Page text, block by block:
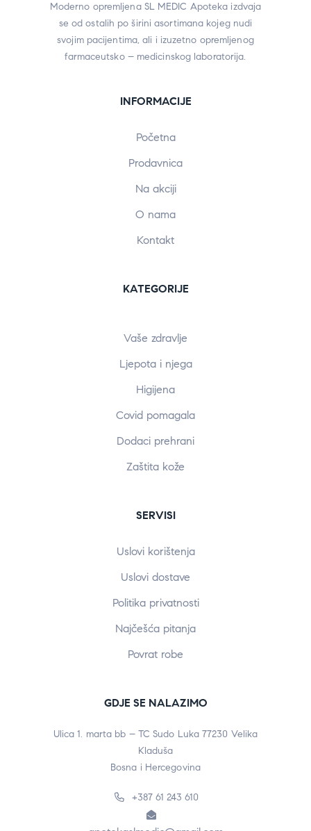
Moderno opremljena SL MEDIC Apoteka izdvaja
se od ostalih po širini asortimana kojeg nudi
svojim pacijentima, ali i izuzetno opremljenog
farmaceutsko – medicinskog laboratorija.
INFORMACIJE
Početna
Prodavnica
Na akciji
O nama
Kontakt
KATEGORIJE
Vaše zdravlje
Ljepota i njega
Higijena
Covid pomagala
Dodaci prehrani
Zaštita kože
SERVISI
Uslovi korištenja
Uslovi dostave
Politika privatnosti
Najčešća pitanja
Povrat robe
GDJE SE NALAZIMO
Ulica 1. marta bb – TC Sudo Luka 77230 Velika
Kladuša
Bosna i Hercegovina
+387 61 243 610